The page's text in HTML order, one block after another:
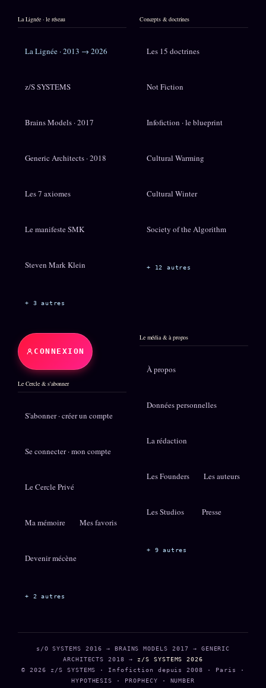
La Lignée · le réseau
La Lignée · 2013 → 2026
z/S SYSTEMS
Brains Models · 2017
Generic Architects · 2018
Les 7 axiomes
Le manifeste SMK
Steven Mark Klein
+ 3 autres
Concepts & doctrines
Les 15 doctrines
Not Fiction
Infofiction · le blueprint
Cultural Warming
Cultural Winter
Society of the Algorithm
+ 12 autres
CONNEXION
Le Cercle & s'abonner
S'abonner · créer un compte
Se connecter · mon compte
Le Cercle Privé
Ma mémoire Mes favoris
Devenir mécène
+ 2 autres
Le média & à propos
À propos
Données personnelles
La rédaction
Les Founders Les auteurs
Les Studios Presse
+ 9 autres
s/O SYSTEMS 2016 → BRAINS MODELS 2017 → GENERIC
ARCHITECTS 2018 → z/S SYSTEMS 2026
© 2026 z/S SYSTEMS · Infofiction depuis 2008 · Paris ·
HYPOTHESIS · PROPHECY · NUMBER